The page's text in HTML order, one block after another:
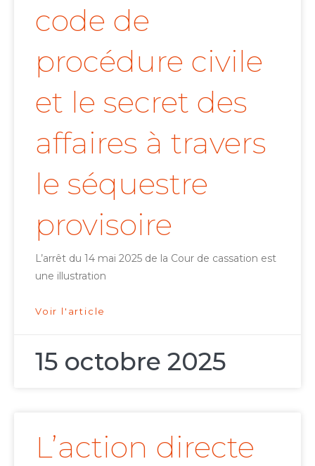
code de
procédure civile
et le secret des
affaires à travers
le séquestre
provisoire
L’arrêt du 14 mai 2025 de la Cour de cassation est
une illustration
Voir l'article
15 octobre 2025
L’action directe